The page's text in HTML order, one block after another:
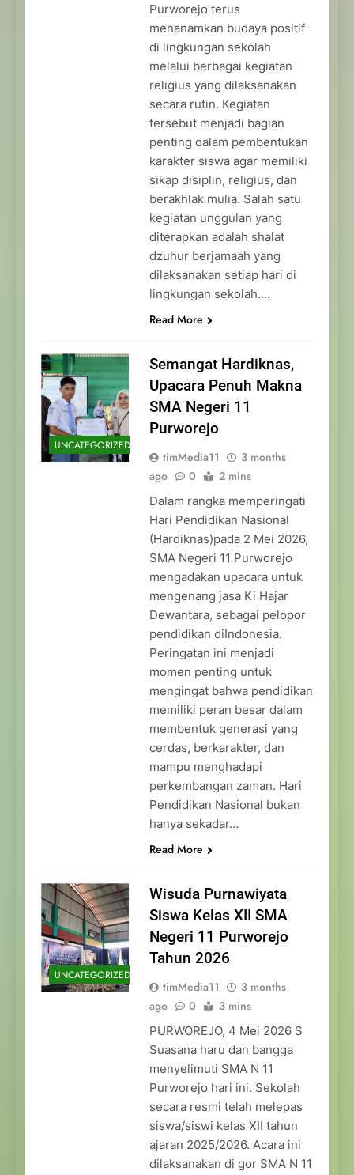
Purworejo terus
menanamkan budaya positif
di lingkungan sekolah
melalui berbagai kegiatan
religius yang dilaksanakan
secara rutin. Kegiatan
tersebut menjadi bagian
penting dalam pembentukan
karakter siswa agar memiliki
sikap disiplin, religius, dan
berakhlak mulia. Salah satu
kegiatan unggulan yang
diterapkan adalah shalat
dzuhur berjamaah yang
dilaksanakan setiap hari di
lingkungan sekolah….
Read More
UNCATEGORIZED
Semangat Hardiknas,
Upacara Penuh Makna
SMA Negeri 11
Purworejo
timMedia11
3 months
ago
0 2 mins
Dalam rangka memperingati
Hari Pendidikan Nasional
(Hardiknas)pada 2 Mei 2026,
SMA Negeri 11 Purworejo
mengadakan upacara untuk
mengenang jasa Ki Hajar
Dewantara, sebagai pelopor
pendidikan diIndonesia.
Peringatan ini menjadi
momen penting untuk
mengingat bahwa pendidikan
memiliki peran besar dalam
membentuk generasi yang
cerdas, berkarakter, dan
mampu menghadapi
perkembangan zaman. Hari
Pendidikan Nasional bukan
hanya sekadar…
Read More
UNCATEGORIZED
Wisuda Purnawiyata
Siswa Kelas XII SMA
Negeri 11 Purworejo
Tahun 2026
timMedia11
3 months
ago
0 3 mins
PURWOREJO, 4 Mei 2026 S
Suasana haru dan bangga
menyelimuti SMA N 11
Purworejo hari ini. Sekolah
secara resmi telah melepas
siswa/siswi kelas XII tahun
ajaran 2025/2026. Acara ini
dilaksanakan di gor SMA N 11